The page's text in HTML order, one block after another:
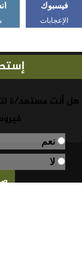
فيسبوك
الإعجابات
هل أنت مستعد/ة
نعم
لا